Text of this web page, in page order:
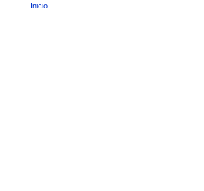
Inicio